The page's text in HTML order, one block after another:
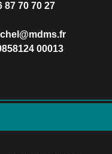
87 70 70 27
00013